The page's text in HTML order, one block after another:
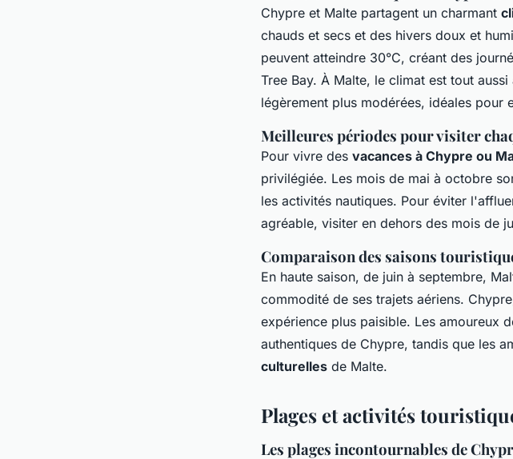
Chypre et Malte partagent un charmant
chauds et secs et des hivers doux et
peuvent atteindre 30°C, créant des
Tree Bay. À Malte, le climat est tout
légèrement plus modérées, idéales pour
Meilleures périodes pour visiter
Pour vivre des vacances à Chypre ou
privilégiée. Les mois de mai à octobre
les activités nautiques. Pour éviter
agréable, visiter en dehors des mois de
Comparaison des saisons
En haute saison, de juin à septembre,
commodité de ses trajets aériens.
expérience plus paisible. Les amoureux
authentiques de Chypre, tandis que les
culturelles de Malte.
Plages et activités
Les plages incontournables de